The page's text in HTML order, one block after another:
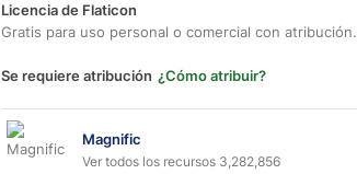
Licencia de Flaticon
Gratis para uso personal o comercial con atribución.
Se requiere atribución ¿Cómo atribuir?
Magnific
Ver todos los recursos 3,282,856